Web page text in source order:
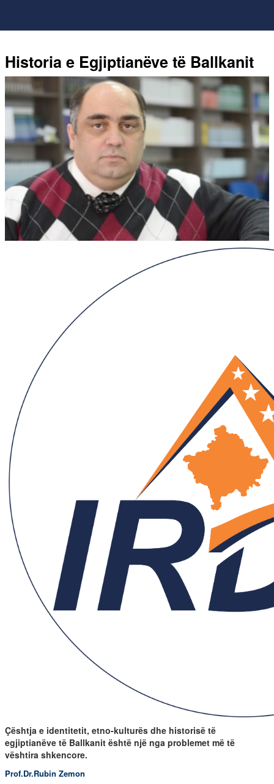
Historia e Egjiptianëve të Ballkanit
Çështja e identitetit, etno-kulturës dhe historisë të
egjiptianëve të Ballkanit është një nga problemet më të
vështira shkencore.
Prof.Dr.Rubin Zemon